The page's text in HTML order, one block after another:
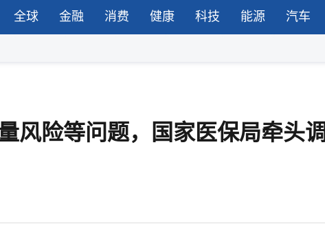
全球 金融 消费 健康 科技 能源 汽车
风险等问题，国家医保局牵头调